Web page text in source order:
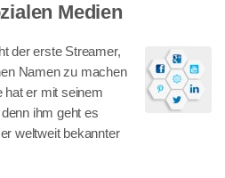
Medien
der erste Streamer,
Namen zu machen
hat er mit seinem
denn ihm geht es
weltweit bekannter